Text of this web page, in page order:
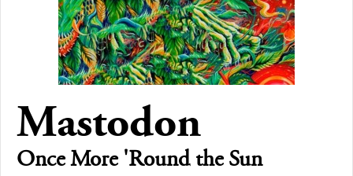
Mastodon
Once More 'Round the Sun